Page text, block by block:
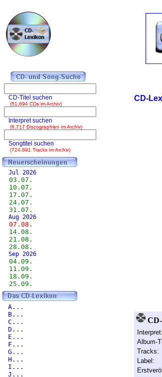
CD-
CD-
Interpret:
Album-
Tracks:
Label:
CD-Titel suchen
(51.694 CDs im Archiv)
Interpret suchen
(6.717 Discographien im Archiv)
Songtitel suchen
(724.891 Tracks im Archiv)
Jul 2026
03.07.
10.07.
17.07.
24.07.
31.07.
Aug 2026
07.08.
14.08.
21.08.
28.08.
Sep 2026
04.09.
11.09.
18.09.
25.09.
A...
B...
C...
D...
E...
F...
G...
H...
I...
J...